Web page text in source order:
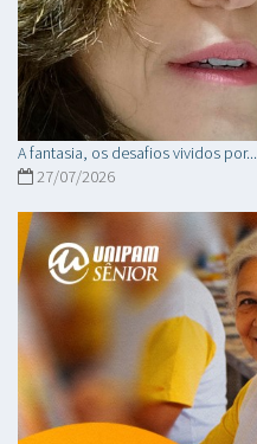
A fantasia, os desafios vividos por...
27/07/2026